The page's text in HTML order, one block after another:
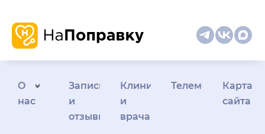
О
нас
Запись
и
отзывы
Клиникам
и
врачам
Телемедицина
Карта
сайта